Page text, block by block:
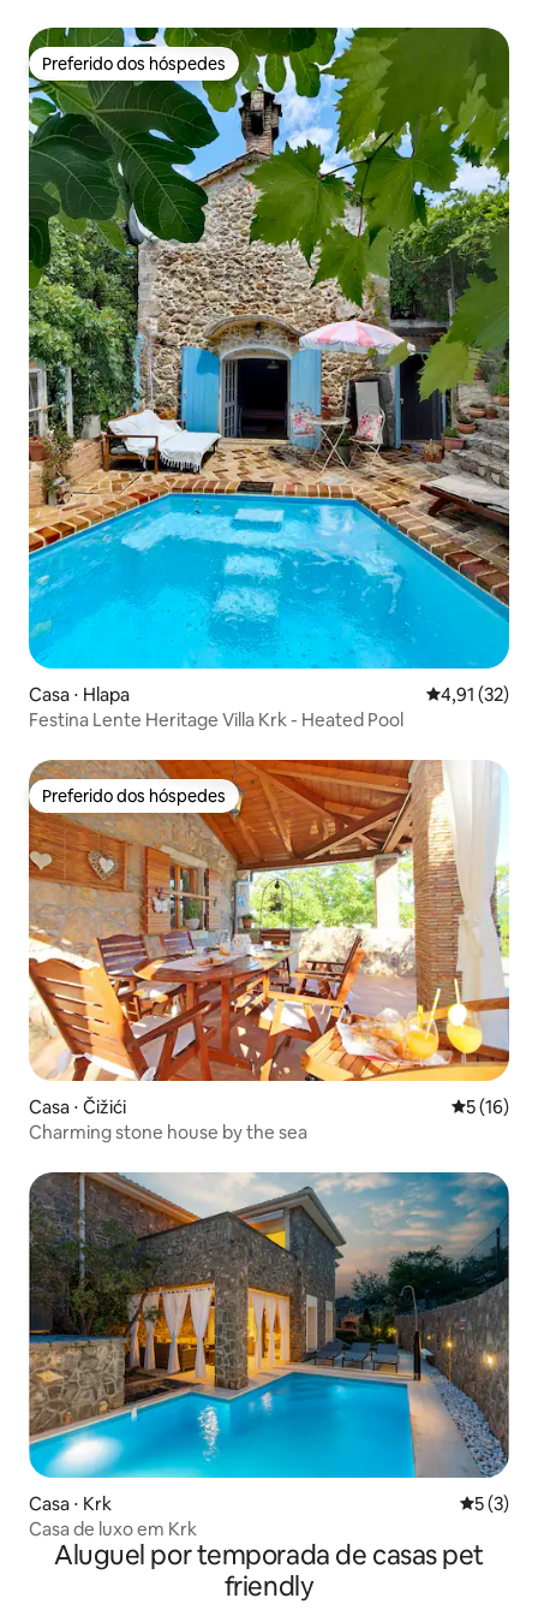
Preferido dos hóspedes
Preferido dos hóspedes
Casa ⋅ Hlapa 4,91 de uma
4,91 (32)
Festina Lente Heritage Villa Krk - Heated Pool
Preferido dos hóspedes
Preferido dos hóspedes
Casa ⋅ Čižići 5 de uma
5 (16)
Charming stone house by the sea
Casa ⋅ Krk 5 de
5 (3)
Casa de luxo em Krk
Aluguel por temporada de casas pet
friendly